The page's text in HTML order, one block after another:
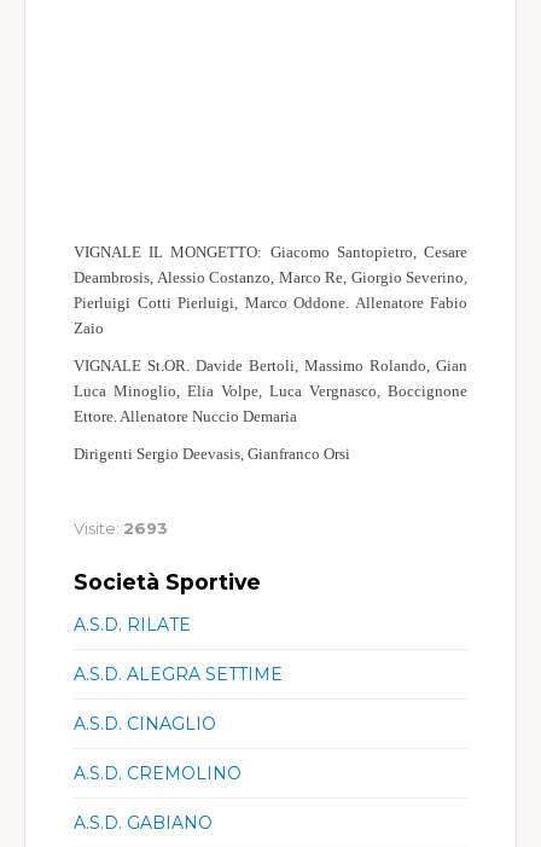
VIGNALE IL MONGETTO: Giacomo Santopietro, Cesare
Deambrosis, Alessio Costanzo, Marco Re, Giorgio Severino,
Pierluigi Cotti Pierluigi, Marco Oddone. Allenatore Fabio
Zaio
VIGNALE St.OR. Davide Bertoli, Massimo Rolando, Gian
Luca Minoglio, Elia Volpe, Luca Vergnasco, Boccignone
Ettore. Allenatore Nuccio Demaria
Dirigenti Sergio Deevasis, Gianfranco Orsi
Visite: 2693
Società Sportive
A.S.D. RILATE
A.S.D. ALEGRA SETTIME
A.S.D. CINAGLIO
A.S.D. CREMOLINO
A.S.D. GABIANO